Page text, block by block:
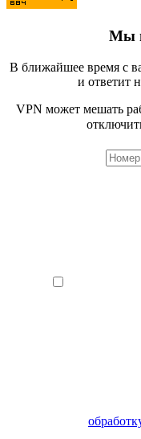
Мы
В ближайшее время с
и ответит
VPN может мешать